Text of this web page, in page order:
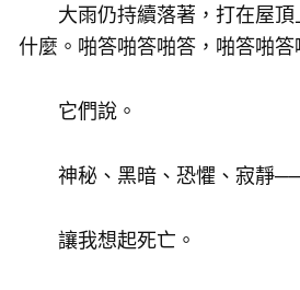
大雨仍持續落著，打在屋頂
什麼。啪答啪答啪答，啪答啪
它們說。
神秘、黑暗、恐懼、寂靜
讓我想起死亡。